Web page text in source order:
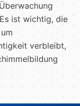
ist wichtig, die
verbleibt,